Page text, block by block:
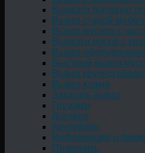
Вывезти бытовую
Вывоз старой
Вывоз мусора с
Вывезти мусор с
Вывоз оборудования
Быстрый вывоз
Вывоз
Вывоз хлама
Заказать вывоз
Грузчики
Договор
Контейнер
Информация о
Позвонить